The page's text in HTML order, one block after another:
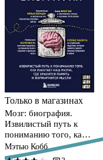
Только в магазинах
Мозг: биография.
Извилистый путь к
пониманию того, как
работает наш разум,
где хранится память и
Мэтью Кобб